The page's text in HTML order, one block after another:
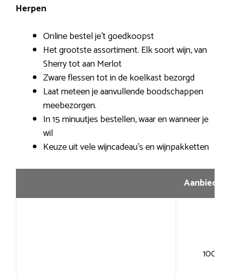
Herpen
Online bestel je’t goedkoopst
Het grootste assortiment. Elk soort wijn, van
Sherry tot aan Merlot
Zware flessen tot in de koelkast bezorgd
Laat meteen je aanvullende boodschappen
meebezorgen.
In 15 minuutjes bestellen, waar en wanneer je
wil
Keuze uit vele wijncadeau’s en wijnpakketten
100+